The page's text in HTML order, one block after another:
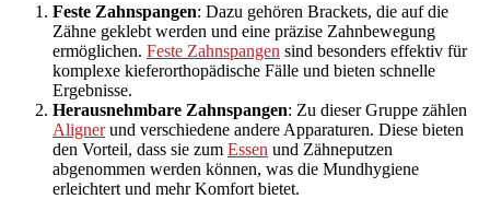
Feste Zahnspangen: Dazu gehören Brackets, die auf die
Zähne geklebt werden und eine präzise Zahnbewegung
ermöglichen. Feste Zahnspangen sind besonders effektiv für
komplexe kieferorthopädische Fälle und bieten schnelle
Ergebnisse.
Herausnehmbare Zahnspangen: Zu dieser Gruppe zählen
Alignerund verschiedene andere Apparaturen. Diese bieten
den Vorteil, dass sie zum Essen und Zähneputzen
abgenommen werden können, was die Mundhygiene
erleichtert und mehr Komfort bietet.